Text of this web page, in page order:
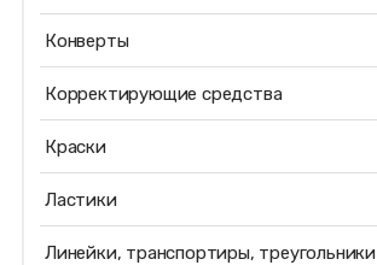
Конверты
Корректирующие средства
Краски
Ластики
Линейки, транспортиры, треугольники